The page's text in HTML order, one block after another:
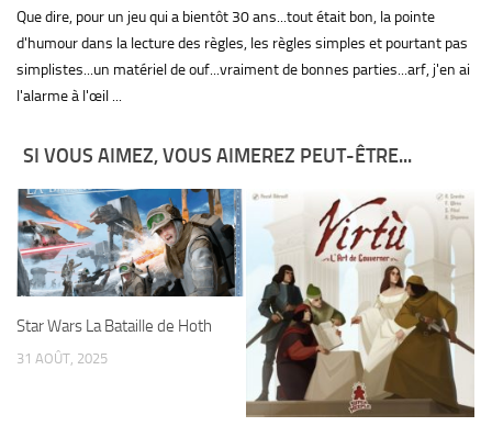
Que dire, pour un jeu qui a bientôt 30 ans...tout était bon, la pointe
d'humour dans la lecture des règles, les règles simples et pourtant pas
simplistes...un matériel de ouf...vraiment de bonnes parties...arf, j'en ai
l'alarme à l'œil ...
SI VOUS AIMEZ, VOUS AIMEREZ PEUT-ÊTRE...
Star Wars La Bataille de Hoth
31 AOÛT, 2025